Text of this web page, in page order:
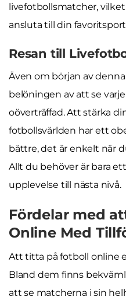
livefotbollsmatcher,
ansluta till din
Resan till
Även om början av
belöningen av att se
oöverträffad. Att stärka
fotbollsvärlden har ett
bättre, det är enkelt när
Allt du behöver är bara
upplevelse till nästa nivå.
Fördelar med
Online Med
Att titta på fotboll online
Bland dem finns
att se matcherna i sin